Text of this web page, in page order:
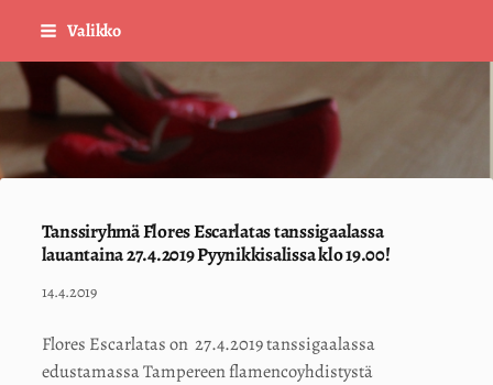
Siirry
sisältöön
Valikko
Sivuston etusivulle
Tanssiryhmä Flores Escarlatas tanssigaalassa
lauantaina 27.4.2019 Pyynikkisalissa klo 19.00!
14.4.2019
Flores Escarlatas on 27.4.2019 tanssigaalassa
edustamassa Tampereen flamencoyhdistystä